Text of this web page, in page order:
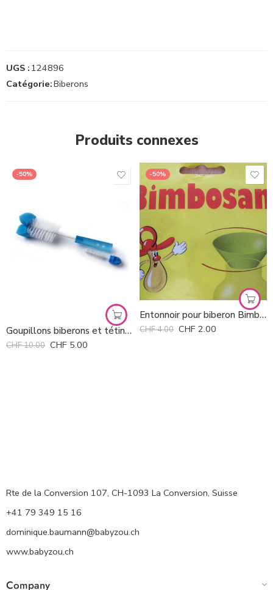
UGS : 124896
Catégorie:Biberons
Produits connexes
-50%
Goupillons biberons et tétines Babymoov *
CHF10.00 CHF 5.00
-50%
Entonnoir pour biberon Bimbosan *
CHF4.00 CHF 2.00
Rte de la Conversion 107, CH-1093 La Conversion, Suisse
+41 79 349 15 16
dominique.baumann@babyzou.ch
www.babyzou.ch
Company